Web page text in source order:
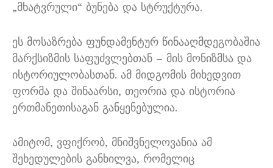
„მხატვრული“ ბუნება და სტრუქტურა.
ეს მოსაზრება ფუნდამენტურ წინააღმდეგობაშია
მარქსიზმის საფუძვლებთან – მის მონიზმსა და
ისტორიულობასთან. ამ მიდგომის მიხედვით
ფორმა და შინაარსი, თეორია და ისტორია
ერთმანეთისაგან განყენებულია.
ამიტომ, ვფიქრობ, მნიშვნელოვანია ამ
შეხედულების განხილვა, რომელიც